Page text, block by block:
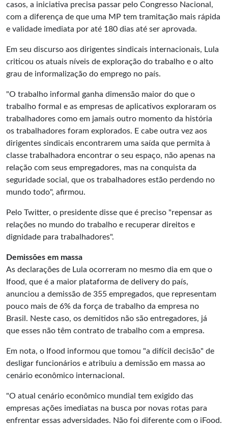
casos, a iniciativa precisa passar pelo Congresso Nacional,
com a diferença de que uma MP tem tramitação mais rápida
e validade imediata por até 180 dias até ser aprovada.
Em seu discurso aos dirigentes sindicais internacionais, Lula
criticou os atuais níveis de exploração do trabalho e o alto
grau de informalização do emprego no país.
"O trabalho informal ganha dimensão maior do que o
trabalho formal e as empresas de aplicativos exploraram os
trabalhadores como em jamais outro momento da história
os trabalhadores foram explorados. E cabe outra vez aos
dirigentes sindicais encontrarem uma saída que permita à
classe trabalhadora encontrar o seu espaço, não apenas na
relação com seus empregadores, mas na conquista da
seguridade social, que os trabalhadores estão perdendo no
mundo todo", afirmou.
Pelo Twitter, o presidente disse que é preciso "repensar as
relações no mundo do trabalho e recuperar direitos e
dignidade para trabalhadores".
Demissões em massa
As declarações de Lula ocorreram no mesmo dia em que o
Ifood, que é a maior plataforma de delivery do país,
anunciou a demissão de 355 empregados, que representam
pouco mais de 6% da força de trabalho da empresa no
Brasil. Neste caso, os demitidos não são entregadores, já
que esses não têm contrato de trabalho com a empresa.
Em nota, o Ifood informou que tomou "a difícil decisão" de
desligar funcionários e atribuiu a demissão em massa ao
cenário econômico internacional.
"O atual cenário econômico mundial tem exigido das
empresas ações imediatas na busca por novas rotas para
enfrentar essas adversidades. Não foi diferente com o iFood.